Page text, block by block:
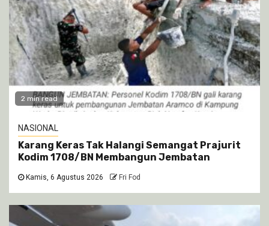
2 min read
NASIONAL
Karang Keras Tak Halangi Semangat Prajurit
Kodim 1708/BN Membangun Jembatan
Kamis, 6 Agustus 2026 Fri Fod